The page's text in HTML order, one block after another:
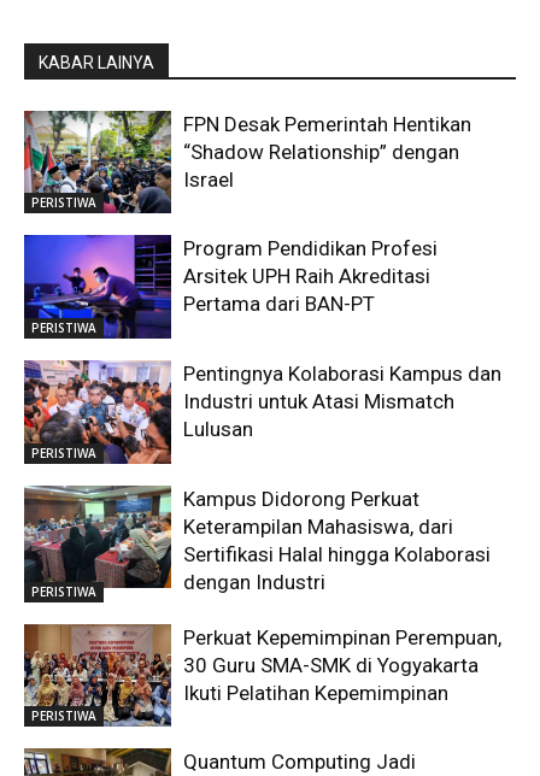
KABAR LAINYA
PERISTIWA
FPN Desak Pemerintah Hentikan
“Shadow Relationship” dengan
Israel
PERISTIWA
Program Pendidikan Profesi
Arsitek UPH Raih Akreditasi
Pertama dari BAN-PT
PERISTIWA
Pentingnya Kolaborasi Kampus dan
Industri untuk Atasi Mismatch
Lulusan
PERISTIWA
Kampus Didorong Perkuat
Keterampilan Mahasiswa, dari
Sertifikasi Halal hingga Kolaborasi
dengan Industri
PERISTIWA
Perkuat Kepemimpinan Perempuan,
30 Guru SMA-SMK di Yogyakarta
Ikuti Pelatihan Kepemimpinan
Quantum Computing Jadi